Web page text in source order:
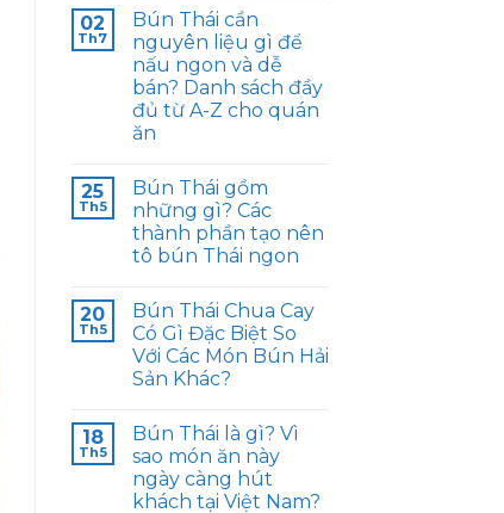
02
Th7
Bún Thái cần
nguyên liệu gì để
nấu ngon và dễ
bán? Danh sách đầy
đủ từ A-Z cho quán
ăn
25
Th5
Bún Thái gồm
những gì? Các
thành phần tạo nên
tô bún Thái ngon
20
Th5
Bún Thái Chua Cay
Có Gì Đặc Biệt So
Với Các Món Bún Hải
Sản Khác?
18
Th5
Bún Thái là gì? Vì
sao món ăn này
ngày càng hút
khách tại Việt Nam?